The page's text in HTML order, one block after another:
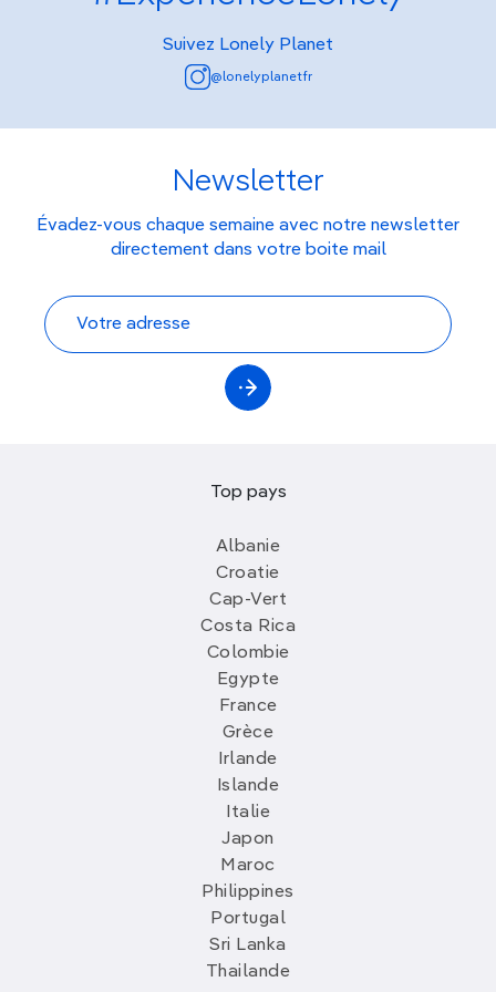
Suivez Lonely Planet
@lonelyplanetfr
Newsletter
Évadez-vous chaque semaine avec notre newsletter
directement dans votre boite mail
Top pays
Albanie
Croatie
Cap-Vert
Costa Rica
Colombie
Egypte
France
Grèce
Irlande
Islande
Italie
Japon
Maroc
Philippines
Portugal
Sri Lanka
Thailande